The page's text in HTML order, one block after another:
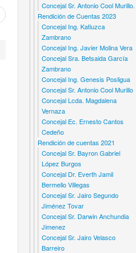
Concejal Sr. Antonio Cool Murillo.
Rendición de Cuentas 2023
Concejal Ing. Katiuzca
Zambrano
Concejal Ing. Javier Molina Vera
Concejal Sra. Betsaida García
Zambrano
Concejal Ing. Genesis Posligua
Concejal Sr. Antonio Cool Murillo
Concejal Lcda. Magdalena
Vernaza
Concejal Ec. Ernesto Cantos
Cedeño
Rendición de cuentas 2021
Concejal Sr. Bayron Gabriel
López Burgos
Concejal Dr. Everth Jamil
Bermello Villegas
Concejal Sr. Jairo Segundo
Jiménez Tovar
Concejal Sr. Darwin Anchundia
Jimenez
Concejal Sr. Jairo Velasco
Barreiro